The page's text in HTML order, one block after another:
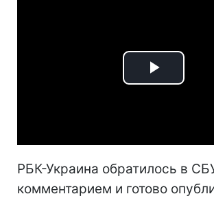
Play
РБК-Украина обратилось в
комментарием и готово